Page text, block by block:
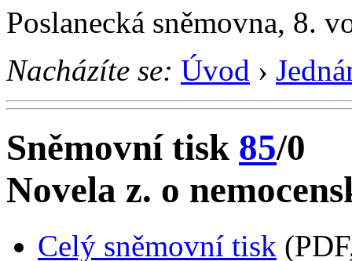
Poslanecká sněmovna, 8.
Nacházíte se: Úvod ›
Sněmovní tisk 85/0
Novela z. o
Celý sněmovní tisk